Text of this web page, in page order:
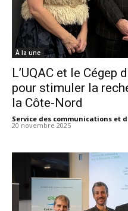
À la une
L’UQAC et le Cégep
pour stimuler la
la Côte-Nord
Service des communications et
20 novembre 2025